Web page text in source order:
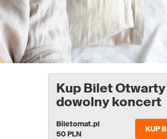
Kup Bilet
dowolny koncert
Biletomat.pl
50 PLN
KUP